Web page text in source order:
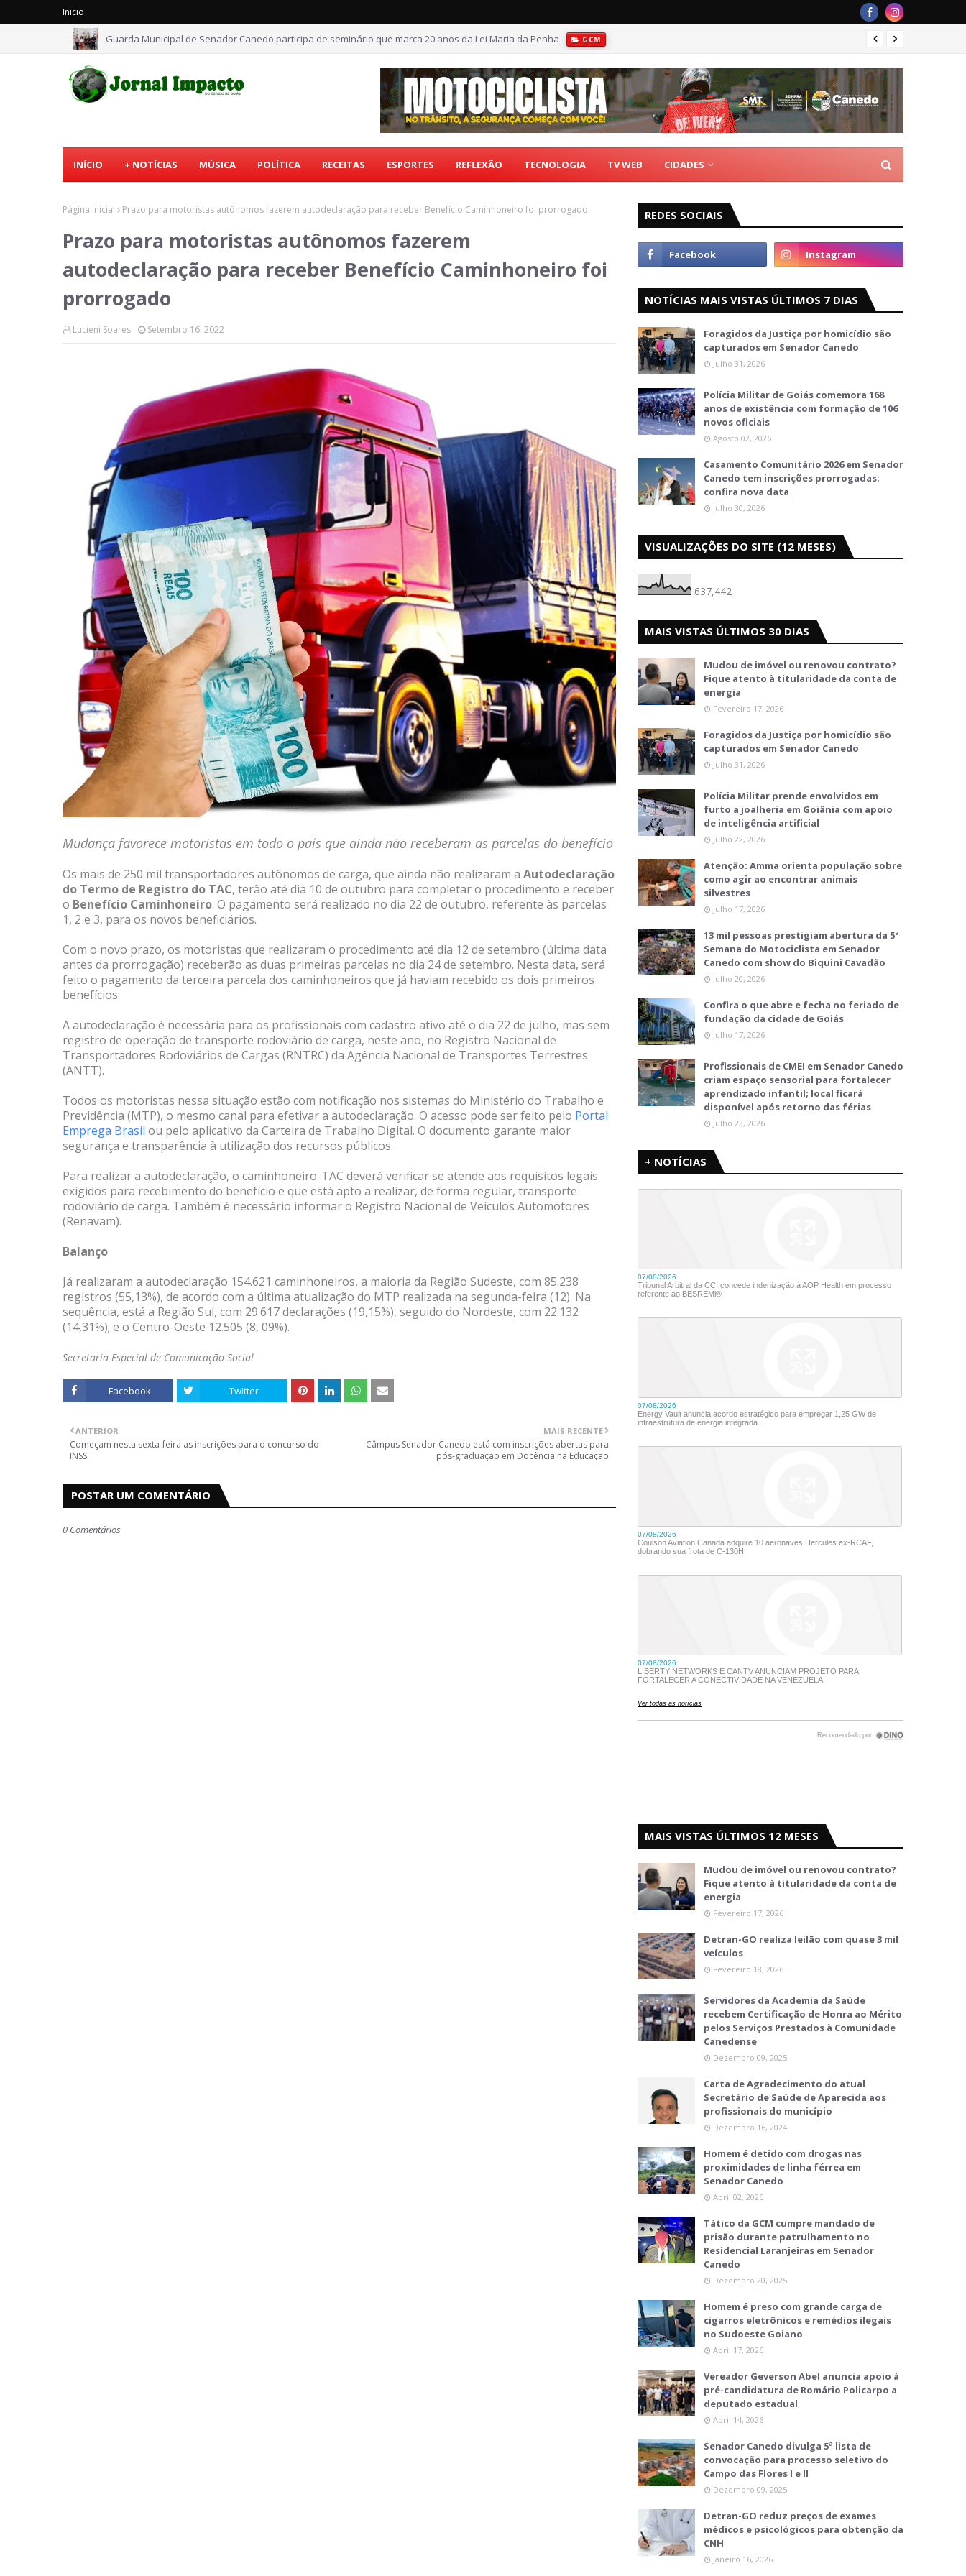
Inicio
Guarda Municipal de Senador Canedo participa de seminário que marca 20 anos da Lei Maria da Penha GCM
INÍCIO + NOTÍCIAS MÚSICA POLÍTICA RECEITAS ESPORTES REFLEXÃO TECNOLOGIA TV WEB CIDADES
Página inicial Prazo para motoristas autônomos fazerem autodeclaração para receber Benefício Caminhoneiro foi prorrogado
Prazo para motoristas autônomos fazerem
autodeclaração para receber Benefício Caminhoneiro foi
prorrogado
Lucieni Soares Setembro 16, 2022
Mudança favorece motoristas em todo o país que ainda não receberam as parcelas do benefício
Os mais de 250 mil transportadores autônomos de carga, que ainda não realizaram a Autodeclaração
do Termo de Registro do TAC, terão até dia 10 de outubro para completar o procedimento e receber
o Benefício Caminhoneiro. O pagamento será realizado no dia 22 de outubro, referente às parcelas
1, 2 e 3, para os novos beneficiários.
Com o novo prazo, os motoristas que realizaram o procedimento até dia 12 de setembro (última data
antes da prorrogação) receberão as duas primeiras parcelas no dia 24 de setembro. Nesta data, será
feito o pagamento da terceira parcela dos caminhoneiros que já haviam recebido os dois primeiros
benefícios.
A autodeclaração é necessária para os profissionais com cadastro ativo até o dia 22 de julho, mas sem
registro de operação de transporte rodoviário de carga, neste ano, no Registro Nacional de
Transportadores Rodoviários de Cargas (RNTRC) da Agência Nacional de Transportes Terrestres
(ANTT).
Todos os motoristas nessa situação estão com notificação nos sistemas do Ministério do Trabalho e
Previdência (MTP), o mesmo canal para efetivar a autodeclaração. O acesso pode ser feito pelo Portal
Emprega Brasil ou pelo aplicativo da Carteira de Trabalho Digital. O documento garante maior
segurança e transparência à utilização dos recursos públicos.
Para realizar a autodeclaração, o caminhoneiro-TAC deverá verificar se atende aos requisitos legais
exigidos para recebimento do benefício e que está apto a realizar, de forma regular, transporte
rodoviário de carga. Também é necessário informar o Registro Nacional de Veículos Automotores
(Renavam).
Balanço
Já realizaram a autodeclaração 154.621 caminhoneiros, a maioria da Região Sudeste, com 85.238
registros (55,13%), de acordo com a última atualização do MTP realizada na segunda-feira (12). Na
sequência, está a Região Sul, com 29.617 declarações (19,15%), seguido do Nordeste, com 22.132
(14,31%); e o Centro-Oeste 12.505 (8, 09%).
Secretaria Especial de Comunicação Social
Facebook Twitter
MAIS RECENTE
Câmpus Senador Canedo está com inscrições abertas para
pós-graduação em Docência na Educação
ANTERIOR
Começam nesta sexta-feira as inscrições para o concurso do
INSS
POSTAR UM COMENTÁRIO
0 Comentários
REDES SOCIAIS
NOTÍCIAS MAIS VISTAS ÚLTIMOS 7 DIAS
Foragidos da Justiça por homicídio são
capturados em Senador Canedo
Julho 31, 2026
Polícia Militar de Goiás comemora 168
anos de existência com formação de 106
novos oficiais
Agosto 02, 2026
Casamento Comunitário 2026 em Senador
Canedo tem inscrições prorrogadas;
confira nova data
Julho 30, 2026
VISUALIZAÇÕES DO SITE (12 MESES)
637,442
MAIS VISTAS ÚLTIMOS 30 DIAS
Mudou de imóvel ou renovou contrato?
Fique atento à titularidade da conta de
energia
Fevereiro 17, 2026
Foragidos da Justiça por homicídio são
capturados em Senador Canedo
Julho 31, 2026
Polícia Militar prende envolvidos em
furto a joalheria em Goiânia com apoio
de inteligência artificial
Julho 22, 2026
Atenção: Amma orienta população sobre
como agir ao encontrar animais
silvestres
Julho 17, 2026
13 mil pessoas prestigiam abertura da 5ª
Semana do Motociclista em Senador
Canedo com show do Biquini Cavadão
Julho 20, 2026
Confira o que abre e fecha no feriado de
fundação da cidade de Goiás
Julho 17, 2026
Profissionais de CMEI em Senador Canedo
criam espaço sensorial para fortalecer
aprendizado infantil; local ficará
disponível após retorno das férias
Julho 23, 2026
+ NOTÍCIAS
MAIS VISTAS ÚLTIMOS 12 MESES
Mudou de imóvel ou renovou contrato?
Fique atento à titularidade da conta de
energia
Fevereiro 17, 2026
Detran-GO realiza leilão com quase 3 mil
veículos
Fevereiro 18, 2026
Servidores da Academia da Saúde
recebem Certificação de Honra ao Mérito
pelos Serviços Prestados à Comunidade
Canedense
Dezembro 09, 2025
Carta de Agradecimento do atual
Secretário de Saúde de Aparecida aos
profissionais do município
Dezembro 16, 2024
Homem é detido com drogas nas
proximidades de linha férrea em
Senador Canedo
Abril 02, 2026
Tático da GCM cumpre mandado de
prisão durante patrulhamento no
Residencial Laranjeiras em Senador
Canedo
Dezembro 20, 2025
Homem é preso com grande carga de
cigarros eletrônicos e remédios ilegais
no Sudoeste Goiano
Abril 17, 2026
Vereador Geverson Abel anuncia apoio à
pré-candidatura de Romário Policarpo a
deputado estadual
Abril 14, 2026
Senador Canedo divulga 5ª lista de
convocação para processo seletivo do
Campo das Flores I e II
Dezembro 09, 2025
Detran-GO reduz preços de exames
médicos e psicológicos para obtenção da
CNH
Janeiro 16, 2026